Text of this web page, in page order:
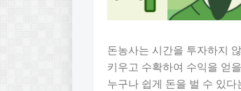
돈농사는 시간을 투자하지
키우고 수확하여 수익을 얻
누구나 쉽게 돈을 벌 수 있